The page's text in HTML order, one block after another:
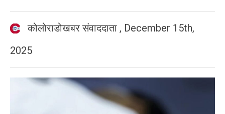
कोलोराडोखबर संवाददाता , December 15th,
2025